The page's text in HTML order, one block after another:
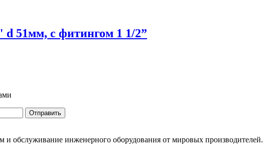
51мм, с фитингом 1 1/2”
Отправить
и обслуживание инженерного оборудования от мировых производителей.